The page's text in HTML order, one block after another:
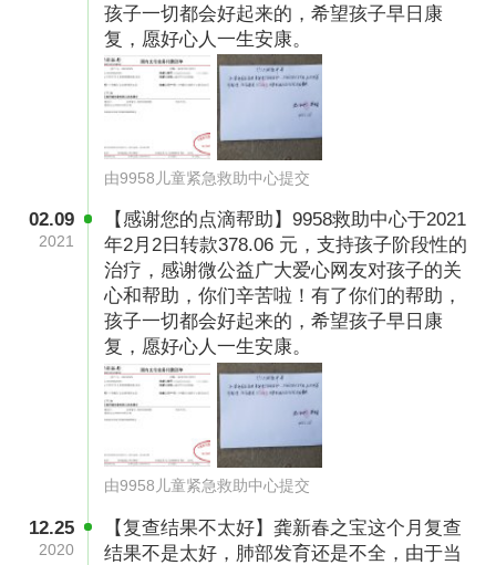
等了很久，终于等来了宝宝们出生的消息。还没
容他缓一口气，就被告知，刚出生的两个宝宝都
只有1.5kg，巴掌那么大，器官发育未成熟，患有
低蛋白血症和新生儿肺炎。宝宝早产，一出生护
士就从手术室送到重症监护室。“护士抱着宝宝，
我看了宝宝一眼，那一刻，我感觉宝宝也睁开眼
睛看了我一眼。”龚新春回忆说。而那一眼，是宝
宝从出生到现在他看的唯一一眼。
孩子一切都会好起来的，希望孩子早日康
复，愿好心人一生安康。
由9958儿童紧急救助中心提交
02.09
2021
【感谢您的点滴帮助】9958救助中心于2021
年2月2日转款378.06 元，支持孩子阶段性的
治疗，感谢微公益广大爱心网友对孩子的关
心和帮助，你们辛苦啦！有了你们的帮助，
孩子一切都会好起来的，希望孩子早日康
复，愿好心人一生安康。
由9958儿童紧急救助中心提交
12.25
2020
【复查结果不太好】龚新春之宝这个月复查
结果不是太好，肺部发育还是不全，由于当